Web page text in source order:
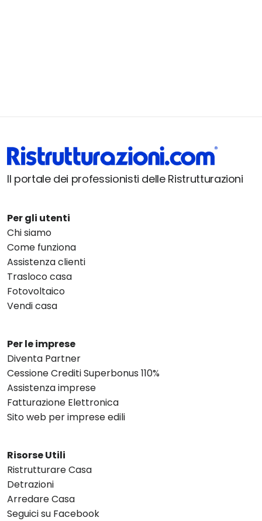
Il portale dei professionisti delle Ristrutturazioni
Per gli utenti
Chi siamo
Come funziona
Assistenza clienti
Trasloco casa
Fotovoltaico
Vendi casa
Per le imprese
Diventa Partner
Cessione Crediti Superbonus 110%
Assistenza imprese
Fatturazione Elettronica
Sito web per imprese edili
Risorse Utili
Ristrutturare Casa
Detrazioni
Arredare Casa
Seguici su Facebook